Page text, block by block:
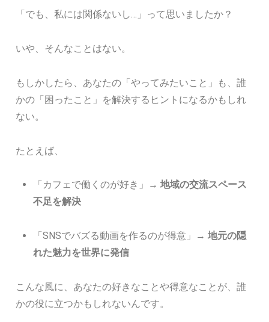
「でも、私には関係ないし…」って思いましたか？
いや、そんなことはない。
もしかしたら、あなたの「やってみたいこと」も、誰
かの「困ったこと」を解決するヒントになるかもしれ
ない。
たとえば、
「カフェで働くのが好き」→地域の交流スペース
不足を解決
「SNSでバズる動画を作るのが得意」→地元の隠
れた魅力を世界に発信
こんな風に、あなたの好きなことや得意なことが、誰
かの役に立つかもしれないんです。